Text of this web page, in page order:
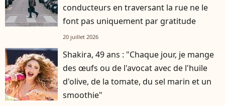
conducteurs en traversant la rue ne le
font pas uniquement par gratitude
20 juillet 2026
Shakira, 49 ans : "Chaque jour, je mange
des œufs ou de l'avocat avec de l'huile
d'olive, de la tomate, du sel marin et un
smoothie"